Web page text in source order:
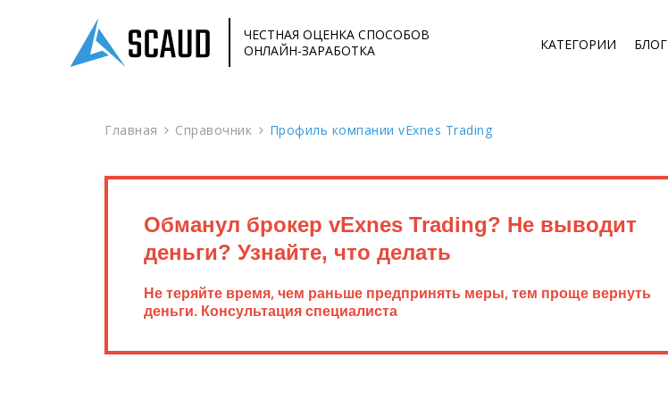
ЧЕСТНАЯ ОЦЕНКА СПОСОБОВ
ОНЛАЙН-ЗАРАБОТКА
КАТЕГОРИИ БЛОГ
Главная Справочник Профиль компании vExnes Trading
Обманул брокер vExnes Trading? Не выводит
деньги? Узнайте, что делать
Не теряйте время, чем раньше предпринять меры, тем проще вернуть
деньги. Консультация специалиста